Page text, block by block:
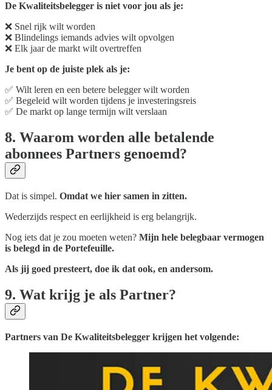
De Kwaliteitsbelegger is niet voor jou als je:
❌ Snel rijk wilt worden
❌ Blindelings iemands advies wilt opvolgen
❌ Elk jaar de markt wilt overtreffen
Je bent op de juiste plek als je:
✅ Wilt leren en een betere belegger wilt worden
✅ Begeleid wilt worden tijdens je investeringsreis
✅ De markt op lange termijn wilt verslaan
8. Waarom worden alle betalende
abonnees Partners genoemd?
Dat is simpel. Omdat we hier samen in zitten.
Wederzijds respect en eerlijkheid is erg belangrijk.
Nog iets dat je zou moeten weten? Mijn hele belegbaar vermogen
is belegd in de Portefeuille.
Als jij goed presteert, doe ik dat ook, en andersom.
9. Wat krijg je als Partner?
Partners van De Kwaliteitsbelegger krijgen het volgende: